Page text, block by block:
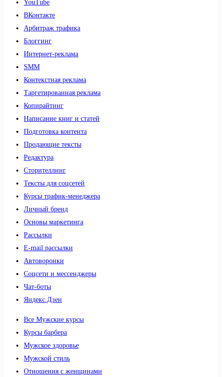
YouTube
ВКонтакте
Арбитраж трафика
Блоггинг
Интернет-реклама
SMM
Контекстная реклама
Таргетированная реклама
Копирайтинг
Написание книг и статей
Подготовка контента
Продающие тексты
Редактура
Сторителлинг
Тексты для соцсетей
Курсы трафик-менеджера
Личный бренд
Основы маркетинга
Рассылки
E-mail рассылки
Автоворонки
Соцсети и мессенджеры
Чат-боты
Яндекс.Дзен
Все Мужские курсы
Курсы барбера
Мужское здоровье
Мужской стиль
Отношения с женщинами